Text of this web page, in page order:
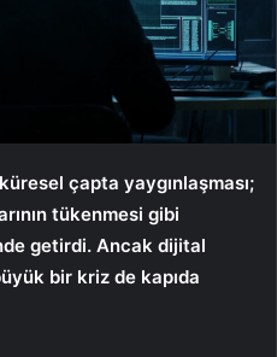
çapta yaygınlaşması;
tükenmesi gibi
getirdi. Ancak dijital
bir kriz de kapıda